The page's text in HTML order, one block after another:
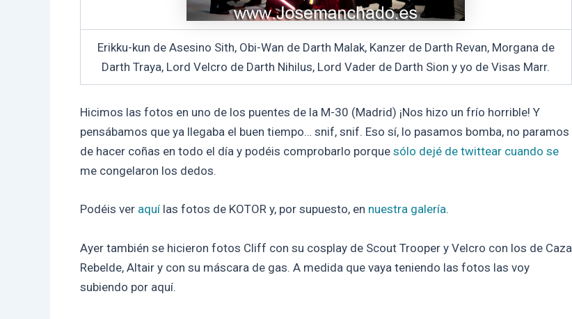
Erikku-kun de Asesino Sith, Obi-Wan de Darth Malak, Kanzer de Darth Revan, Morgana de
Darth Traya, Lord Velcro de Darth Nihilus, Lord Vader de Darth Sion y yo de Visas Marr.
Hicimos las fotos en uno de los puentes de la M-30 (Madrid) ¡Nos hizo un frío horrible! Y
pensábamos que ya llegaba el buen tiempo… snif, snif. Eso sí, lo pasamos bomba, no paramos
de hacer coñas en todo el día y podéis comprobarlo porque sólo dejé de twittear cuando se
me congelaron los dedos.
Podéis ver aquílas fotos de KOTOR y, por supuesto, en nuestra galería.
Ayer también se hicieron fotos Cliff con su cosplay de Scout Trooper y Velcro con los de Caza
Rebelde, Altair y con su máscara de gas. A medida que vaya teniendo las fotos las voy
subiendo por aquí.